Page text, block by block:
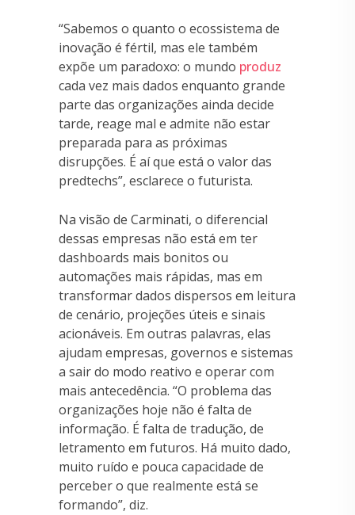
“Sabemos o quanto o ecossistema de
inovação é fértil, mas ele também
expõe um paradoxo: o mundo produz
cada vez mais dados enquanto grande
parte das organizações ainda decide
tarde, reage mal e admite não estar
preparada para as próximas
disrupções. É aí que está o valor das
predtechs”, esclarece o futurista.
Na visão de Carminati, o diferencial
dessas empresas não está em ter
dashboards mais bonitos ou
automações mais rápidas, mas em
transformar dados dispersos em leitura
de cenário, projeções úteis e sinais
acionáveis. Em outras palavras, elas
ajudam empresas, governos e sistemas
a sair do modo reativo e operar com
mais antecedência. “O problema das
organizações hoje não é falta de
informação. É falta de tradução, de
letramento em futuros. Há muito dado,
muito ruído e pouca capacidade de
perceber o que realmente está se
formando”, diz.